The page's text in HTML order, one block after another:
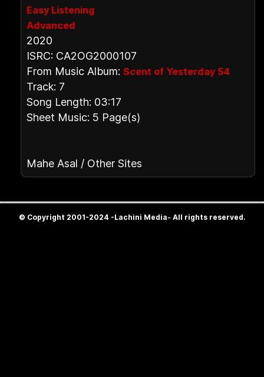
Easy Listening
Advanced
2020
ISRC: CA2OG2000107
From Music Album: Scent of Yesterday 54
Track: 7
Song Length: 03:17
Sheet Music: 5 Page(s)
Mahe Asal / Other Sites
© Copyright 2001-2024 -Lachini Media- All rights reserved.